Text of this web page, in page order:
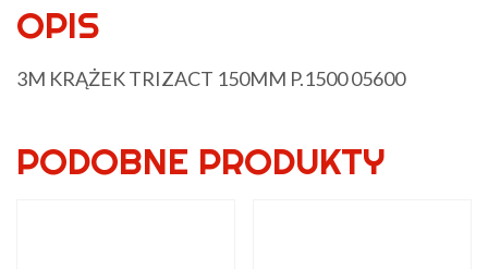
OPIS
3M KRĄŻEK TRIZACT 150MM P.1500 05600
PODOBNE PRODUKTY